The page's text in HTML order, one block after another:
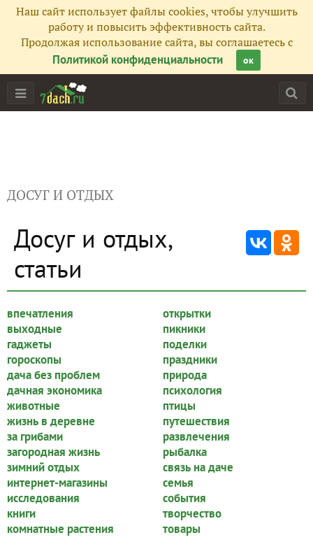
Наш сайт использует файлы cookies, чтобы улучшить
работу и повысить эффективность сайта.
Продолжая использование сайта, вы соглашаетесь с
Политикой конфиденциальности
ок
ДОСУГ И ОТДЫХ
Досуг и отдых,
статьи
впечатления
выходные
гаджеты
гороскопы
дача без проблем
дачная экономика
животные
жизнь в деревне
за грибами
загородная жизнь
зимний отдых
интернет-магазины
исследования
книги
комнатные растения
открытки
пикники
поделки
праздники
природа
психология
птицы
путешествия
развлечения
рыбалка
связь на даче
семья
события
творчество
товары